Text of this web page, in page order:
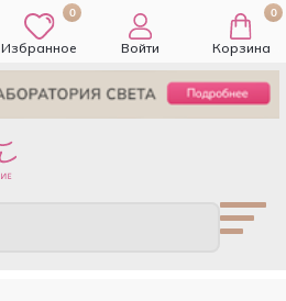
0
Избранное Войти
0
Корзина